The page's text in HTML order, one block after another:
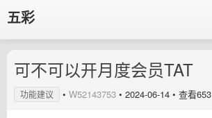
五彩
可不可以开月度会员TAT
功能建议 • W52143753 • 2024-06-14 • 查看653